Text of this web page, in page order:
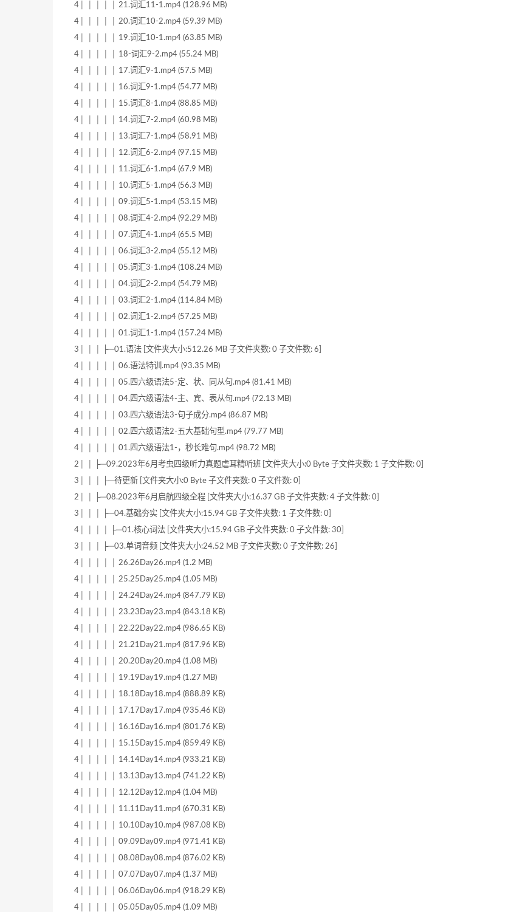
4│ │ │ │ │ 21.词汇11-1.mp4 (128.96 MB)
4│ │ │ │ │ 20.词汇10-2.mp4 (59.39 MB)
4│ │ │ │ │ 19.词汇10-1.mp4 (63.85 MB)
4│ │ │ │ │ 18-词汇9-2.mp4 (55.24 MB)
4│ │ │ │ │ 17.词汇9-1.mp4 (57.5 MB)
4│ │ │ │ │ 16.词汇9-1.mp4 (54.77 MB)
4│ │ │ │ │ 15.词汇8-1.mp4 (88.85 MB)
4│ │ │ │ │ 14.词汇7-2.mp4 (60.98 MB)
4│ │ │ │ │ 13.词汇7-1.mp4 (58.91 MB)
4│ │ │ │ │ 12.词汇6-2.mp4 (97.15 MB)
4│ │ │ │ │ 11.词汇6-1.mp4 (67.9 MB)
4│ │ │ │ │ 10.词汇5-1.mp4 (56.3 MB)
4│ │ │ │ │ 09.词汇5-1.mp4 (53.15 MB)
4│ │ │ │ │ 08.词汇4-2.mp4 (92.29 MB)
4│ │ │ │ │ 07.词汇4-1.mp4 (65.5 MB)
4│ │ │ │ │ 06.词汇3-2.mp4 (55.12 MB)
4│ │ │ │ │ 05.词汇3-1.mp4 (108.24 MB)
4│ │ │ │ │ 04.词汇2-2.mp4 (54.79 MB)
4│ │ │ │ │ 03.词汇2-1.mp4 (114.84 MB)
4│ │ │ │ │ 02.词汇1-2.mp4 (57.25 MB)
4│ │ │ │ │ 01.词汇1-1.mp4 (157.24 MB)
3│ │ │ ├─01.语法 [文件夹大小:512.26 MB 子文件夹数: 0 子文件数: 6]
4│ │ │ │ │ 06.语法特训.mp4 (93.35 MB)
4│ │ │ │ │ 05.四六级语法5-定、状、同从句.mp4 (81.41 MB)
4│ │ │ │ │ 04.四六级语法4-主、宾、表从句.mp4 (72.13 MB)
4│ │ │ │ │ 03.四六级语法3-句子成分.mp4 (86.87 MB)
4│ │ │ │ │ 02.四六级语法2-五大基础句型.mp4 (79.77 MB)
4│ │ │ │ │ 01.四六级语法1-，秒长难句.mp4 (98.72 MB)
2│ │ ├─09.2023年6月考虫四级听力真题虐耳精听班 [文件夹大小:0 Byte 子文件夹数: 1 子文件数: 0]
3│ │ │ ├─待更新 [文件夹大小:0 Byte 子文件夹数: 0 子文件数: 0]
2│ │ ├─08.2023年6月启航四级全程 [文件夹大小:16.37 GB 子文件夹数: 4 子文件数: 0]
3│ │ │ ├─04.基础夯实 [文件夹大小:15.94 GB 子文件夹数: 1 子文件数: 0]
4│ │ │ │ ├─01.核心词法 [文件夹大小:15.94 GB 子文件夹数: 0 子文件数: 30]
3│ │ │ ├─03.单词音频 [文件夹大小:24.52 MB 子文件夹数: 0 子文件数: 26]
4│ │ │ │ │ 26.26Day26.mp4 (1.2 MB)
4│ │ │ │ │ 25.25Day25.mp4 (1.05 MB)
4│ │ │ │ │ 24.24Day24.mp4 (847.79 KB)
4│ │ │ │ │ 23.23Day23.mp4 (843.18 KB)
4│ │ │ │ │ 22.22Day22.mp4 (986.65 KB)
4│ │ │ │ │ 21.21Day21.mp4 (817.96 KB)
4│ │ │ │ │ 20.20Day20.mp4 (1.08 MB)
4│ │ │ │ │ 19.19Day19.mp4 (1.27 MB)
4│ │ │ │ │ 18.18Day18.mp4 (888.89 KB)
4│ │ │ │ │ 17.17Day17.mp4 (935.46 KB)
4│ │ │ │ │ 16.16Day16.mp4 (801.76 KB)
4│ │ │ │ │ 15.15Day15.mp4 (859.49 KB)
4│ │ │ │ │ 14.14Day14.mp4 (933.21 KB)
4│ │ │ │ │ 13.13Day13.mp4 (741.22 KB)
4│ │ │ │ │ 12.12Day12.mp4 (1.04 MB)
4│ │ │ │ │ 11.11Day11.mp4 (670.31 KB)
4│ │ │ │ │ 10.10Day10.mp4 (987.08 KB)
4│ │ │ │ │ 09.09Day09.mp4 (971.41 KB)
4│ │ │ │ │ 08.08Day08.mp4 (876.02 KB)
4│ │ │ │ │ 07.07Day07.mp4 (1.37 MB)
4│ │ │ │ │ 06.06Day06.mp4 (918.29 KB)
4│ │ │ │ │ 05.05Day05.mp4 (1.09 MB)